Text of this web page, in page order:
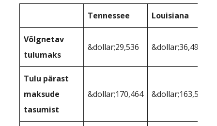
Tennessee Louisiana
Võlgnetav
tulumaks
&dollar;29,536 &dollar;36,491
Tulu pärast
maksude
tasumist
&dollar;170,464 &dollar;163,509